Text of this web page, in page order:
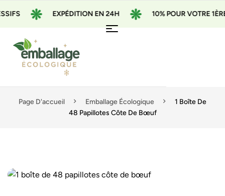
EXPÉDITION EN 24H 10% POUR VOTRE 1ÈRE
Page D'accueil Emballage Écologique
1 Boîte De
48 Papillotes Côte De Bœuf